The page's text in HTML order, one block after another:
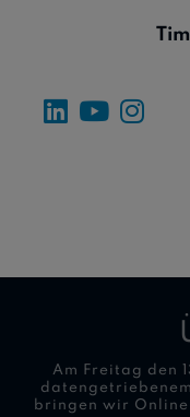
Am Freitag den
bringen wir